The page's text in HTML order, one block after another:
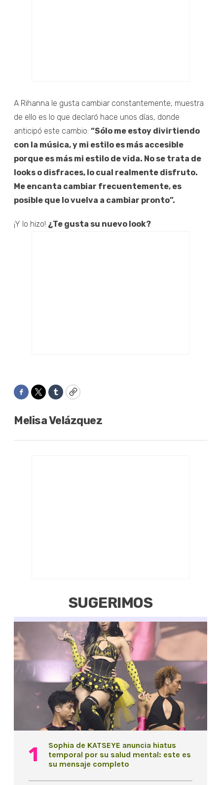
A Rihanna le gusta cambiar constantemente, muestra
de ello es lo que declaró hace unos días, donde
anticipó este cambio: “Sólo me estoy divirtiendo
con la música, y mi estilo es más accesible
porque es más mi estilo de vida. No se trata de
looks o disfraces, lo cual realmente disfruto.
Me encanta cambiar frecuentemente, es
posible que lo vuelva a cambiar pronto”.
¡Y lo hizo! ¿Te gusta su nuevo look?
Facebook
TwitterTumblrCopy
Melisa Velázquez
SUGERIMOS
Sophia de KATSEYE anuncia hiatus
temporal por su salud mental: este es
su mensaje completo